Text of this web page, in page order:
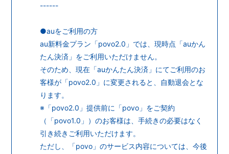
------
●auをご利用の方
au新料金プラン「povo2.0」では、現時点「auかん
たん決済」をご利用いただけません。
そのため、現在「auかんたん決済」にてご利用のお
客様が「povo2.0」に変更されると、自動退会とな
ります。
※「povo2.0」提供前に「povo」をご契約
（「povo1.0」）のお客様は、手続きの必要はなく
引き続きご利用いただけます。
ただし、「povo」のサービス内容については、今後